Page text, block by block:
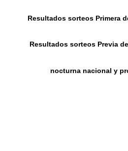
Resultados sorteos Primera
Resultados sorteos Previa
nocturna nacional y